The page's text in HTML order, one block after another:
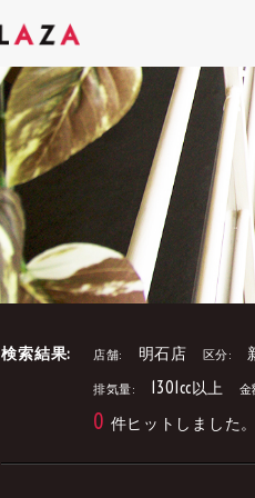
検索結果: 店舗: 明石店 区分:
排気量: 1301cc以上 金
0 件ヒットしました。